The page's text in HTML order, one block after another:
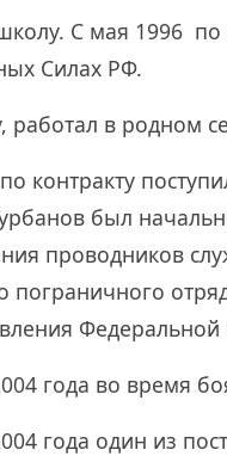
С мая 1996 по
Силах РФ.
работал в родном
контракту
был
проводников
пограничного
года во время
года один из